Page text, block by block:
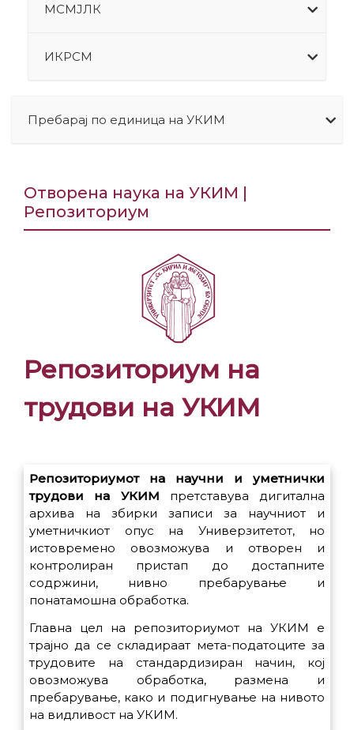
МСМЈЛК
ИКРСМ
Пребарај по единица на УКИМ
Отворена наука на УКИМ |
Репозиториум
Репозиториум на
трудови на УКИМ
Репозиториумот на научни и уметнички
трудови на УКИМ претставува дигитална
архива на збирки записи за научниот и
уметничкиот опус на Универзитетот, но
истовремено овозможува и отворен и
контролиран пристап до достапните
содржини, нивно пребарување и
понатамошна обработка.
Главна цел на репозиториумот на УКИМ е
трајно да се складираат мета-податоците за
трудовите на стандардизиран начин, кој
овозможува обработка, размена и
пребарување, како и подигнување на нивото
на видливост на УКИМ.